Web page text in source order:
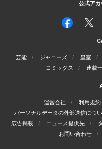
公式ア
芸能 ジャニーズ 皇室
コミックス
連載
運営会社 利用規約
パーソナルデータの外部送信につ
広告掲載
ニュース提供先
お問い合わせ